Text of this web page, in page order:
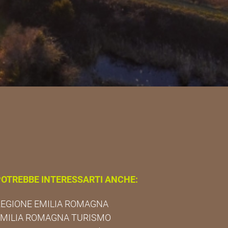
INTERESSARTI ANCHE:
EMILIA ROMAGNA
ROMAGNA TURISMO